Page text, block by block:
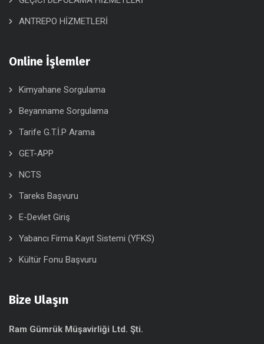
ANTREPO HİZMETLERİ
Online İşlemler
Kimyahane Sorgulama
Beyanname Sorgulama
Tarife G.T.İ.P Arama
GET-APP
NCTS
Tareks Başvuru
E-Devlet Giriş
Yabancı Firma Kayıt Sistemi (YFKS)
Kültür Fonu Başvuru
Bize Ulaşın
Ram Gümrük Müşavirliği Ltd. Şti.